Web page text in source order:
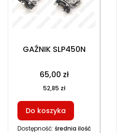
GAŹNIK SLP450N
65,00 zł
52,85 zł
Do koszyka
Dostępność: średnia ilość